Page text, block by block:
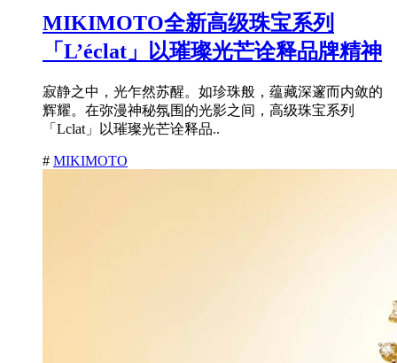
MIKIMOTO全新高级珠宝系列
「L’éclat」以璀璨光芒诠释品牌精神
寂静之中，光乍然苏醒。如珍珠般，蕴藏深邃而内敛的
辉耀。在弥漫神秘氛围的光影之间，高级珠宝系列
「Lclat」以璀璨光芒诠释品..
# MIKIMOTO